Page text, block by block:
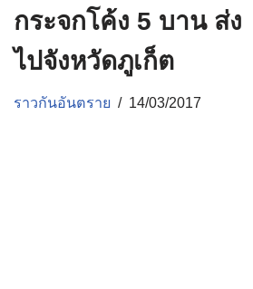
กระจกโค้ง 5 บาน ส่ง
ไปจังหวัดภูเก็ต
ราวกันอันตราย 14/03/2017